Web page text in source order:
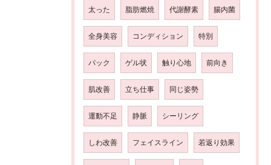
太った 脂肪燃焼 代謝酵素 腸内菌
全身美容 コンディション 特別
パック ゲル状 触り心地 前向き
肌改善 立ち仕事 同じ姿勢
運動不足 静脈 シーリング
しわ改善 フェイスライン 若返り効果